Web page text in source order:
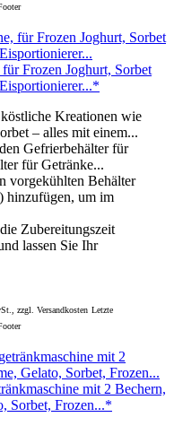
Frozen Joghurt, Sorbet
Kreationen wie
– alles mit einem...
Gefrierbehälter für
für Getränke...
vorgekühlten Behälter
hinzufügen, um im
Zubereitungszeit
lassen Sie Ihr
zzgl. Versandkosten Letzte
mit 2 Bechern,
Sorbet, Frozen...*